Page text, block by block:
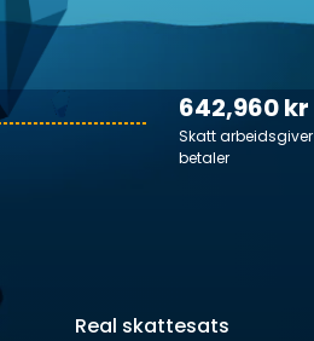
642,960 kr
Skatt arbeidsgiver
betaler
Real skattesats